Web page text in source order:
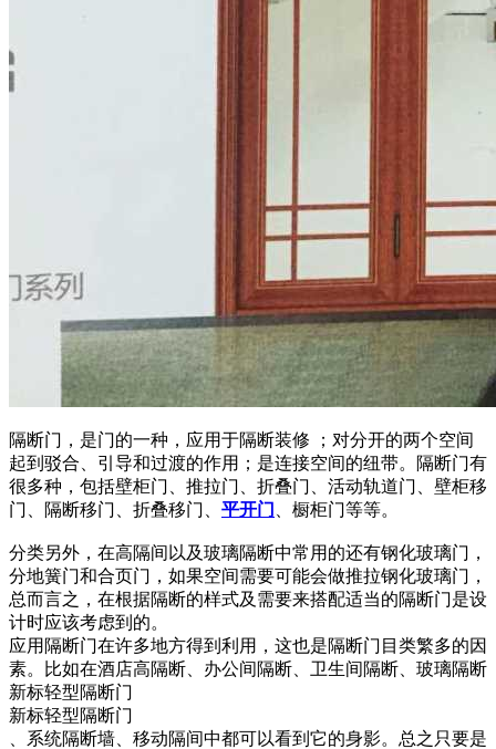
隔断门，是门的一种，应用于隔断装修 ；对分开的两个空间
起到驳合、引导和过渡的作用；是连接空间的纽带。隔断门有
很多种，包括壁柜门、推拉门、折叠门、活动轨道门、壁柜移
门、隔断移门、折叠移门、 平开门 、橱柜门等等。
分类另外，在高隔间以及玻璃隔断中常用的还有钢化玻璃门，
分地簧门和合页门，如果空间需要可能会做推拉钢化玻璃门，
总而言之，在根据隔断的样式及需要来搭配适当的隔断门是设
计时应该考虑到的。
应用隔断门在许多地方得到利用，这也是隔断门目类繁多的因
素。比如在酒店高隔断、办公间隔断、卫生间隔断、玻璃隔断
新标轻型隔断门
新标轻型隔断门
、系统隔断墙、移动隔间中都可以看到它的身影。总之只要是